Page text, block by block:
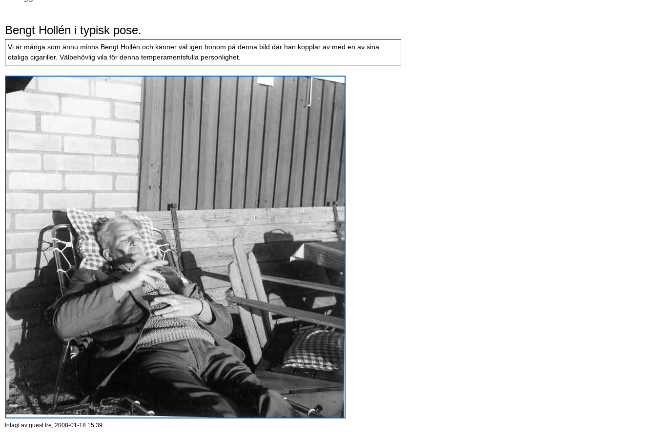
Bengt Hollén i typisk pose.
Vi är många som ännu minns Bengt Hollén och känner väl igen honom på denna bild där han kopplar av med en av sina
otaliga cigariller. Välbehövlig vila för denna temperamentsfulla personlighet.
Inlagt av guest fre, 2008-01-18 15:39